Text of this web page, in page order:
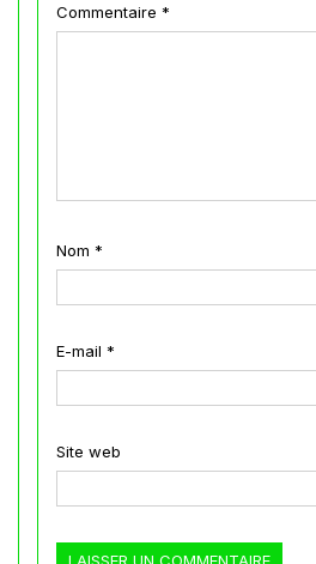
Commentaire *
Nom *
E-mail *
Site web